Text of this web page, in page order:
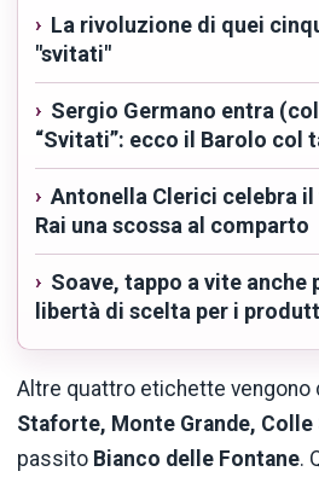
La rivoluzione di quei
"svitati"
Sergio Germano entra
“Svitati”: ecco il Barolo col
Antonella Clerici celebra
Rai una scossa al comparto
Soave, tappo a vite anche
libertà di scelta per i
Altre quattro etichette vengono
Staforte, Monte Grande, Colle
passito Bianco delle Fontane.